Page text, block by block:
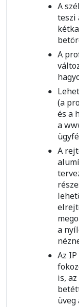
A
teszi
A
(a
és a
a
A
a
Az
is,